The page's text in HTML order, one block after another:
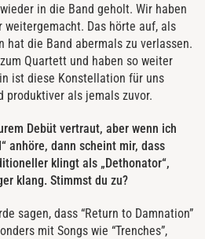
in die Band geholt. Wir haben
Das hörte auf, als
hat die Band abermals zu verlassen.
Quartett und haben so weiter
ist diese Konstellation für uns
als jemals zuvor.
Debüt vertraut, aber wenn ich
anhöre, dann scheint mir, dass
klingt als „Dethonator“,
klang. Stimmst du zu?
sagen, dass “Return to Damnation”
mit Songs wie “Trenches”,